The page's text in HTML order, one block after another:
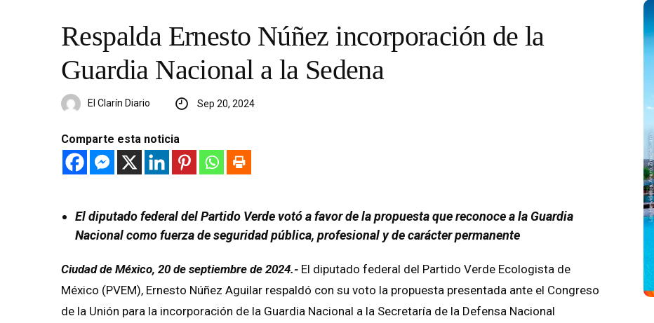
Respalda Ernesto Núñez incorporación de la
Guardia Nacional a la Sedena
El Clarín Diario Sep 20, 2024
Comparte esta noticia
El diputado federal del Partido Verde votó a favor de la propuesta que reconoce a la Guardia
Nacional como fuerza de seguridad pública, profesional y de carácter permanente
Ciudad de México, 20 de septiembre de 2024.- El diputado federal del Partido Verde Ecologista de
México (PVEM), Ernesto Núñez Aguilar respaldó con su voto la propuesta presentada ante el Congreso
de la Unión para la incorporación de la Guardia Nacional a la Secretaría de la Defensa Nacional